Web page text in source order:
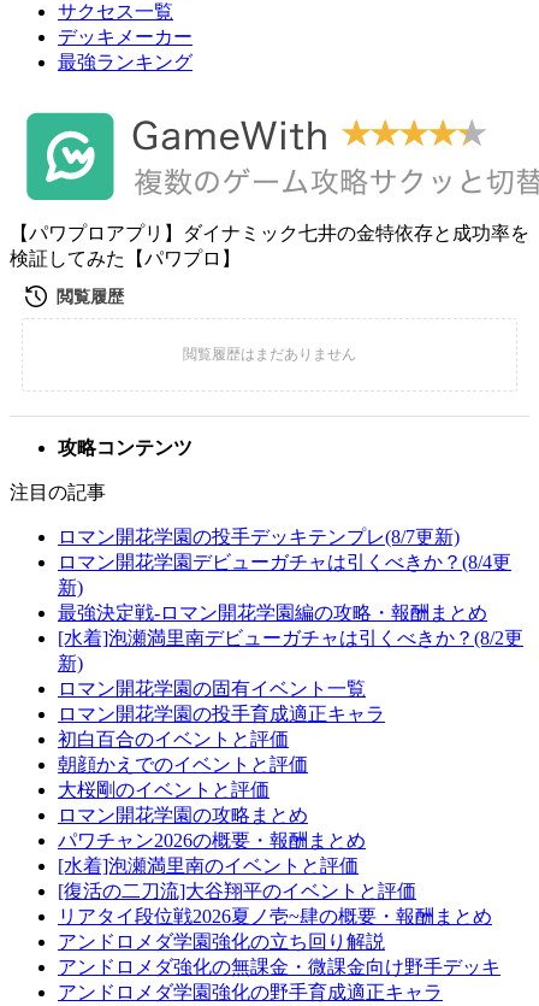
サクセス一覧
デッキメーカー
最強ランキング
【パワプロアプリ】ダイナミック七井の金特依存と成功率を
検証してみた【パワプロ】
攻略コンテンツ
注目の記事
ロマン開花学園の投手デッキテンプレ(8/7更新)
ロマン開花学園デビューガチャは引くべきか？(8/4更
新)
最強決定戦-ロマン開花学園編の攻略・報酬まとめ
[水着]泡瀬満里南デビューガチャは引くべきか？(8/2更
新)
ロマン開花学園の固有イベント一覧
ロマン開花学園の投手育成適正キャラ
初白百合のイベントと評価
朝顔かえでのイベントと評価
大桜剛のイベントと評価
ロマン開花学園の攻略まとめ
パワチャン2026の概要・報酬まとめ
[水着]泡瀬満里南のイベントと評価
[復活の二刀流]大谷翔平のイベントと評価
リアタイ段位戦2026夏ノ壱~肆の概要・報酬まとめ
アンドロメダ学園強化の立ち回り解説
アンドロメダ強化の無課金・微課金向け野手デッキ
アンドロメダ学園強化の野手育成適正キャラ